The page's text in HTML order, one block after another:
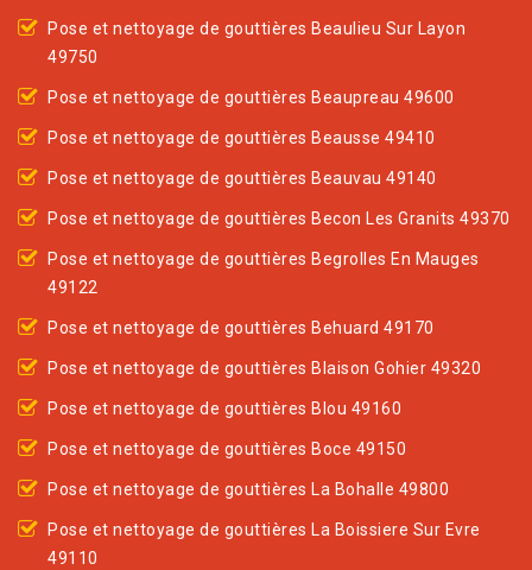
Pose et nettoyage de gouttières Beaulieu Sur Layon
49750
Pose et nettoyage de gouttières Beaupreau 49600
Pose et nettoyage de gouttières Beausse 49410
Pose et nettoyage de gouttières Beauvau 49140
Pose et nettoyage de gouttières Becon Les Granits 49370
Pose et nettoyage de gouttières Begrolles En Mauges
49122
Pose et nettoyage de gouttières Behuard 49170
Pose et nettoyage de gouttières Blaison Gohier 49320
Pose et nettoyage de gouttières Blou 49160
Pose et nettoyage de gouttières Boce 49150
Pose et nettoyage de gouttières La Bohalle 49800
Pose et nettoyage de gouttières La Boissiere Sur Evre
49110